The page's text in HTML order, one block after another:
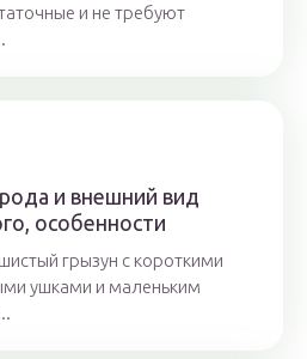
и не требуют
и внешний вид
особенности
грызун с короткими
ушками и маленьким